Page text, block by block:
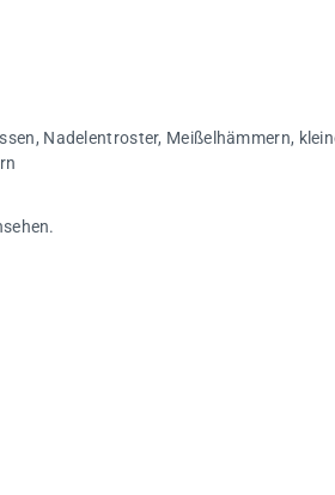
Nadelentroster, Meißelhämmern,